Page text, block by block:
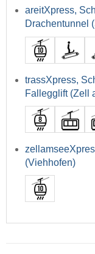
areitXpress,
Drachentunnel
trassXpress,
Fallegglift (Zell
(Viehhofen)